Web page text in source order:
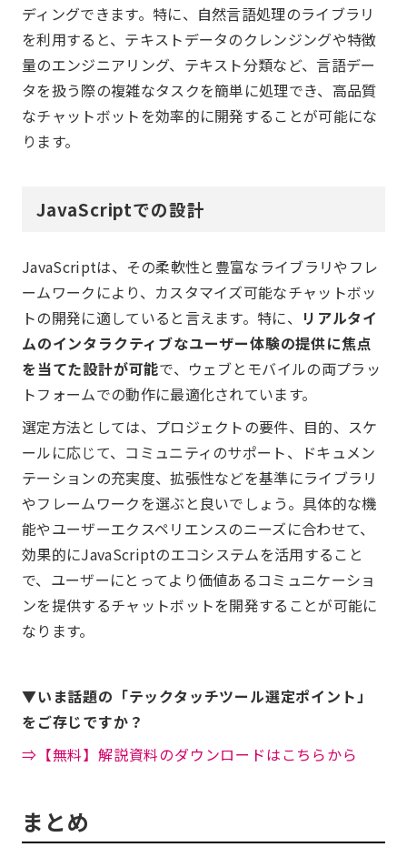
ディングできます。特に、自然言語処理のライブラリ
を利用すると、テキストデータのクレンジングや特徴
量のエンジニアリング、テキスト分類など、言語デー
タを扱う際の複雑なタスクを簡単に処理でき、高品質
なチャットボットを効率的に開発することが可能にな
ります。
JavaScriptでの設計
JavaScriptは、その柔軟性と豊富なライブラリやフレ
ームワークにより、カスタマイズ可能なチャットボッ
トの開発に適していると言えます。特に、 リアルタイ
ムのインタラクティブなユーザー体験の提供に焦点
を当てた設計が可能で、ウェブとモバイルの両プラッ
トフォームでの動作に最適化されています。
選定方法としては、プロジェクトの要件、目的、スケ
ールに応じて、コミュニティのサポート、ドキュメン
テーションの充実度、拡張性などを基準にライブラリ
やフレームワークを選ぶと良いでしょう。具体的な機
能やユーザーエクスペリエンスのニーズに合わせて、
効果的にJavaScriptのエコシステムを活用すること
で、ユーザーにとってより価値あるコミュニケーショ
ンを提供するチャットボットを開発することが可能に
なります。
▼いま話題の「テックタッチツール選定ポイント」
をご存じですか？
⇒【無料】解説資料のダウンロードはこちらから
まとめ